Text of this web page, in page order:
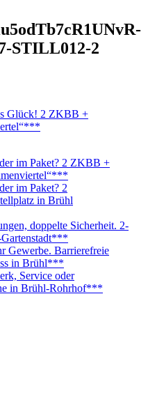
STILL012-2
Glück! 2 ZKBB +
im Paket? 2 ZKBB +
im Paket? 2
in Brühl
doppelte Sicherheit. 2-
Gewerbe. Barrierefreie
in Brühl***
Service oder
in Brühl-Rohrhof***